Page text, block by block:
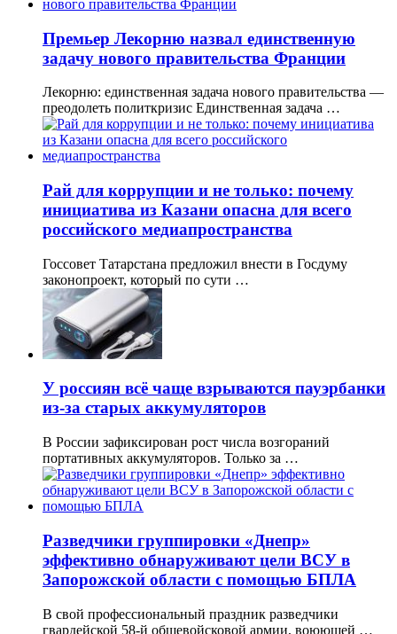
Премьер Лекорню назвал единственную
задачу нового правительства Франции
Лекорню: единственная задача нового правительства —
преодолеть политкризис Единственная задача …
Рай для коррупции и не только: почему
инициатива из Казани опасна для всего
российского медиапространства
Госсовет Татарстана предложил внести в Госдуму
законопроект, который по сути …
У россиян всё чаще взрываются пауэрбанки
из-за старых аккумуляторов
В России зафиксирован рост числа возгораний
портативных аккумуляторов. Только за …
Разведчики группировки «Днепр»
эффективно обнаруживают цели ВСУ в
Запорожской области с помощью БПЛА
В свой профессиональный праздник разведчики
гвардейской 58-й общевойсковой армии, воюющей …